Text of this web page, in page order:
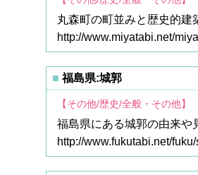
丸森町の町並みと歴史的建
http://www.miyatabi.net/
福島県:城郭
【その他/歴史/全般・その他】
福島県にある城郭の由来や
http://www.fukutabi.net/fuku/